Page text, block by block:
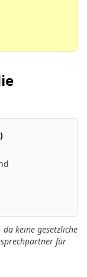
keine gesetzliche
für